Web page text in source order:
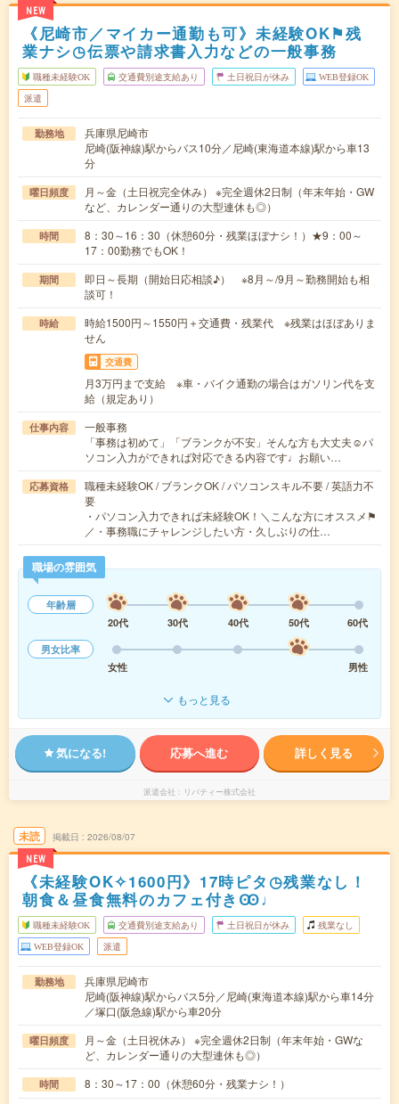
NEW
《尼崎市／マイカー通勤も可》未経験OK⚑残
業ナシ◷伝票や請求書入力などの一般事務
職種未経験OK 交通費別途支給あり 土日祝日が休み WEB登録OK
派遣
勤務地
兵庫県尼崎市
尼崎(阪神線)駅からバス10分／尼崎(東海道本線)駅から車13
分
曜日頻度
月～金（土日祝完全休み） ※完全週休2日制（年末年始・GW
など、カレンダー通りの大型連休も◎）
時間
8：30～16：30（休憩60分・残業ほぼナシ！）★9：00～
17：00勤務でもOK！
期間
即日～長期（開始日応相談♪） ※8月～/9月～勤務開始も相
談可！
時給
時給1500円～1550円＋交通費・残業代 ※残業はほぼありま
せん
交通費
月3万円まで支給 ※車・バイク通勤の場合はガソリン代を支
給（規定あり）
仕事内容
一般事務
「事務は初めて」「ブランクが不安」そんな方も大丈夫☺パ
ソコン入力ができれば対応できる内容です♩お願い…
応募資格
職種未経験OK / ブランクOK / パソコンスキル不要 / 英語力不
要
・パソコン入力できれば未経験OK！＼こんな方にオススメ⚑
／・事務職にチャレンジしたい方・久しぶりの仕…
職場の雰囲気
年齢層
20代
30代 40代 50代
60代
男女比率
女性
男性
もっと見る
気になる! 応募へ進む 詳しく見る
派遣会社 リバティー株式会社
未読
NEW
掲載日 2026/08/07
《未経験OK✧1600円》17時ピタ◷残業なし！
朝食＆昼食無料のカフェ付きꙬ♩
職種未経験OK 交通費別途支給あり 土日祝日が休み 残業なし
WEB登録OK 派遣
勤務地
兵庫県尼崎市
尼崎(阪神線)駅からバス5分／尼崎(東海道本線)駅から車14分
／塚口(阪急線)駅から車20分
曜日頻度
月～金（土日祝休み） ※完全週休2日制（年末年始・GWな
ど、カレンダー通りの大型連休も◎）
時間 8：30～17：00（休憩60分・残業ナシ！）